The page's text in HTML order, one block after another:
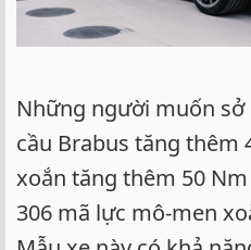
Những người muốn sở
cầu Brabus tăng thêm
xoắn tăng thêm 50
306 mã lực mô-men